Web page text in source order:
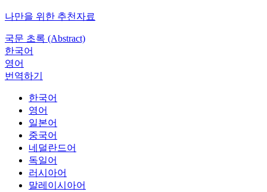
나만을 위한 추천자료
국문 초록 (Abstract)
한국어
영어
번역하기
한국어
영어
일본어
중국어
네덜란드어
독일어
러시아어
말레이시아어